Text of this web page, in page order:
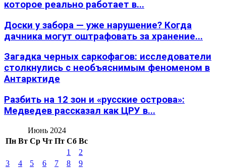
которое реально работает в...
Доски у забора — уже нарушение? Когда
дачника могут оштрафовать за хранение...
Загадка черных саркофагов: исследователи
столкнулись с необъяснимым феноменом в
Антарктиде
Разбить на 12 зон и «русские острова»:
Медведев рассказал как ЦРУ в...
Июнь 2024
Пн Вт Ср Чт Пт Сб Вс
1
2
3
4 5 6 7 8
9